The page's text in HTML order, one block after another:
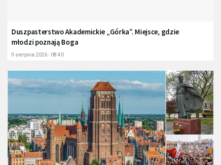
Duszpasterstwo Akademickie „Górka”. Miejsce, gdzie
młodzi poznają Boga
9 sierpnia 2026 - 08:40